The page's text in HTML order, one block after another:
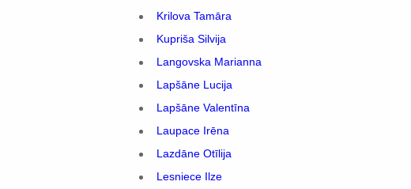
Krilova Tamāra
Kupriša Silvija
Langovska Marianna
Lapšāne Lucija
Lapšāne Valentīna
Laupace Irēna
Lazdāne Otīlija
Lesniece Ilze